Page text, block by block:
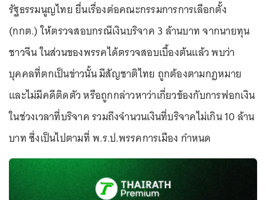
รัฐธรรมนูญไทย ยื่นเรื่องต่อคณะกรรมการการเลือกตั้ง
(กกต.) ให้ตรวจสอบกรณีเงินบริจาค 3 ล้านบาท จากนายทุน
ชาวจีน ในส่วนของพรรคได้ตรวจสอบเบื้องต้นแล้ว พบว่า
บุคคลที่ตกเป็นข่าวนั้น มีสัญชาติไทย ถูกต้องตามกฎหมาย
และไม่มีคดีติดตัว หรือถูกกล่าวหาว่าเกี่ยวข้องกับการฟอกเงิน
ในช่วงเวลาที่บริจาค รวมถึงจำนวนเงินที่บริจาคไม่เกิน 10 ล้าน
บาท ซึ่งเป็นไปตามที่ พ.ร.ป.พรรคการเมือง กำหนด